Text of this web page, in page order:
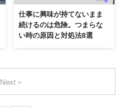
仕事に興味が持てないまま
続けるのは危険。つまらな
い時の原因と対処法8選
Next »